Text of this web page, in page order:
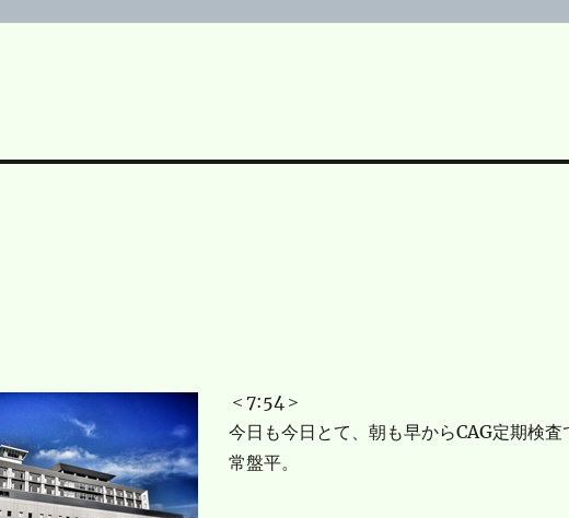
＜7:54＞
今日も今日とて、朝も早からCAG定期検査
常盤平。